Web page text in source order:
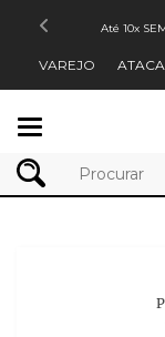
Até 10x
VAREJO